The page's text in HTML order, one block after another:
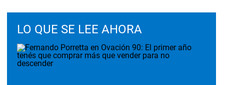
LO QUE SE LEE AHORA